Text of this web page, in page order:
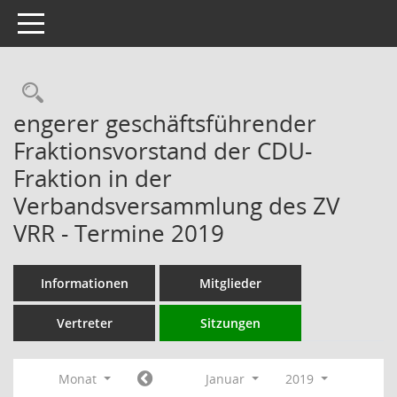
Toggle navigation
Rechercheauswahl
engerer geschäftsführender
Fraktionsvorstand der CDU-
Fraktion in der
Verbandsversammlung des ZV
VRR - Termine 2019
Informationen Mitglieder
Vertreter Sitzungen
Monat Januar
2019